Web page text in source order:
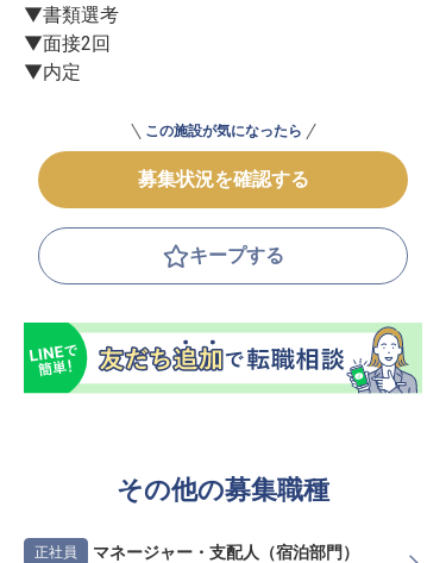
▼書類選考
▼面接2回
▼内定
この施設が気になったら
募集状況を確認する
キープする
その他の募集職種
正社員 マネージャー・支配人（宿泊部門）